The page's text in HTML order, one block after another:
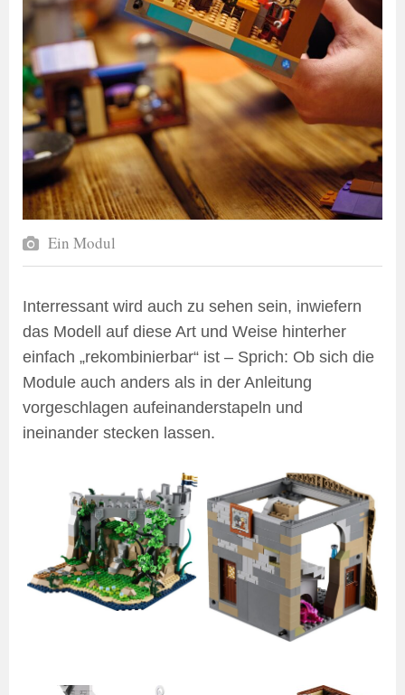
Ein Modul
Interressant wird auch zu sehen sein, inwiefern
das Modell auf diese Art und Weise hinterher
einfach „rekombinierbar“ ist – Sprich: Ob sich die
Module auch anders als in der Anleitung
vorgeschlagen aufeinanderstapeln und
ineinander stecken lassen.